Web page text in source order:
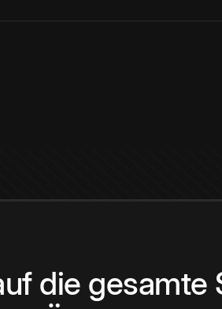
die gesamte